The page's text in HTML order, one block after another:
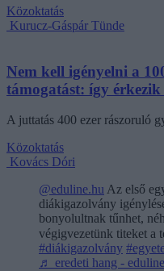
Közoktatás
Kurucz-Gáspár Tünde
Nem kell igényelni a
támogatást: így
A juttatás 400 ezer rászoruló
Közoktatás
Kovács Dóri
@eduline.hu Az első
diákigazolvány
bonyolultnak tűnhet,
végigvezetünk titeket a
#diákigazolvány
♬ eredeti hang -